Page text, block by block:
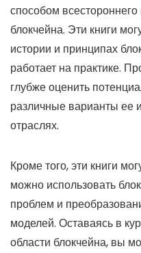
способом
блокчейна. Эти книги
истории и принципах
работает на практике.
глубже оценить
различные варианты ее
отраслях.
Кроме того, эти книги
можно использовать
проблем и
моделей. Оставаясь в
области блокчейна, вы